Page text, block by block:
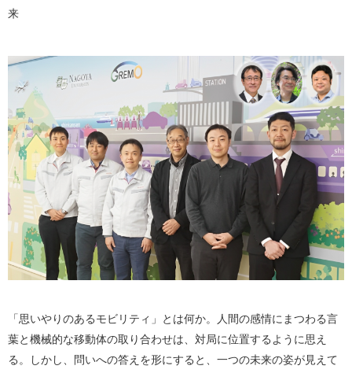
来
「思いやりのあるモビリティ」とは何か。人間の感情にまつわる言
葉と機械的な移動体の取り合わせは、対局に位置するように思え
る。しかし、問いへの答えを形にすると、一つの未来の姿が見えて